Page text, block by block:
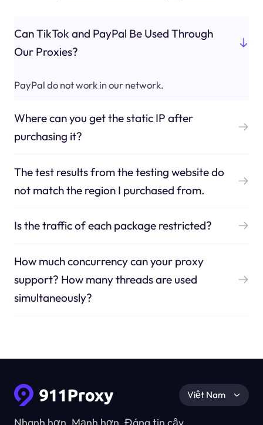
Can TikTok and PayPal Be Used Through
Our Proxies?
PayPal do not work in our network.
Where can you get the static IP after
purchasing it?
The test results from the testing website do
not match the region I purchased from.
Is the traffic of each package restricted?
How much concurrency can your proxy
support? How many threads are used
simultaneously?
Nhanh hơn, Mạnh hơn, Đáng tin cậy.
Việt Nam